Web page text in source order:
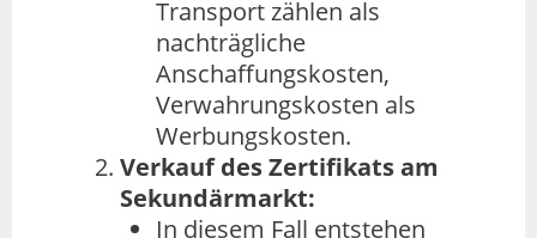
Transport zählen als
nachträgliche
Anschaffungskosten,
Verwahrungskosten als
Werbungskosten.
Verkauf des Zertifikats am
Sekundärmarkt:
In diesem Fall entstehen